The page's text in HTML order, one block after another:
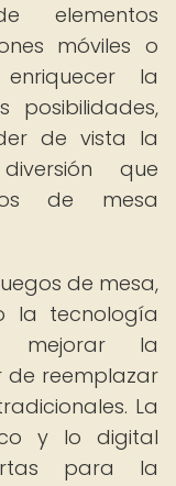
elementos
móviles o
la
posibilidades,
de vista la
que
de mesa
de mesa,
la tecnología
mejorar la
de reemplazar
La
y lo digital
para la